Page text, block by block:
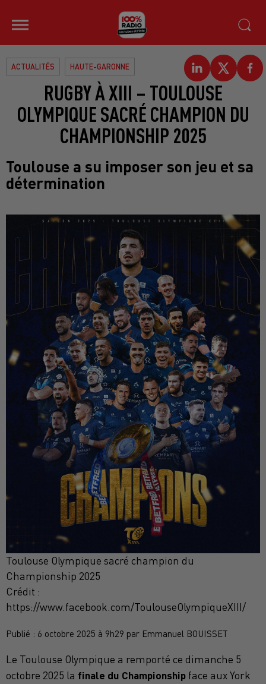
ACTUALITÉS HAUTE-GARONNE
RUGBY À XIII – TOULOUSE
OLYMPIQUE SACRÉ CHAMPION DU
CHAMPIONSHIP 2025
Toulouse a su imposer son jeu et sa
détermination
Toulouse Olympique sacré champion du
Championship 2025
Crédit :
https://www.facebook.com/ToulouseOlympiqueXIII/
Publié : 6 octobre 2025 à 9h29 par Emmanuel BOUISSET
Le Toulouse Olympique a remporté ce dimanche 5
octobre 2025 la finale du Championship face aux York